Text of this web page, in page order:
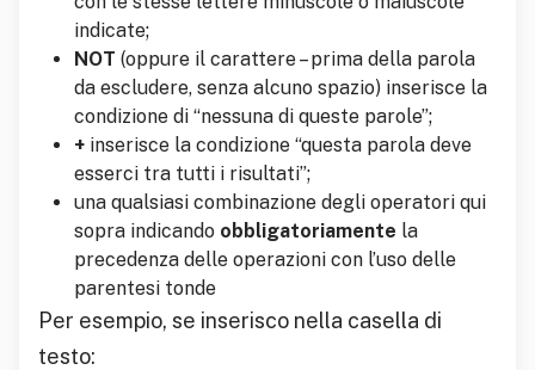
indicate;
NOT (oppure il carattere – prima della parola
da escludere, senza alcuno spazio) inserisce la
condizione di “nessuna di queste parole”;
+ inserisce la condizione “questa parola deve
esserci tra tutti i risultati”;
una qualsiasi combinazione degli operatori qui
sopra indicando obbligatoriamente la
precedenza delle operazioni con l’uso delle
parentesi tonde
Per esempio, se inserisco nella casella di
testo: